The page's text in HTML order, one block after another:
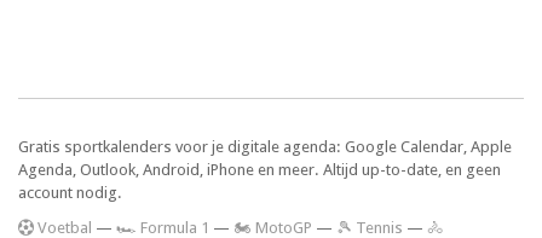
Gratis sportkalenders voor je digitale agenda: Google Calendar, Apple
Agenda, Outlook, Android, iPhone en meer. Altijd up-to-date, en geen
account nodig.
Voetbal — 🏎️ Formula 1 — 🏍 MotoGP — 🎾 Tennis — 🚴